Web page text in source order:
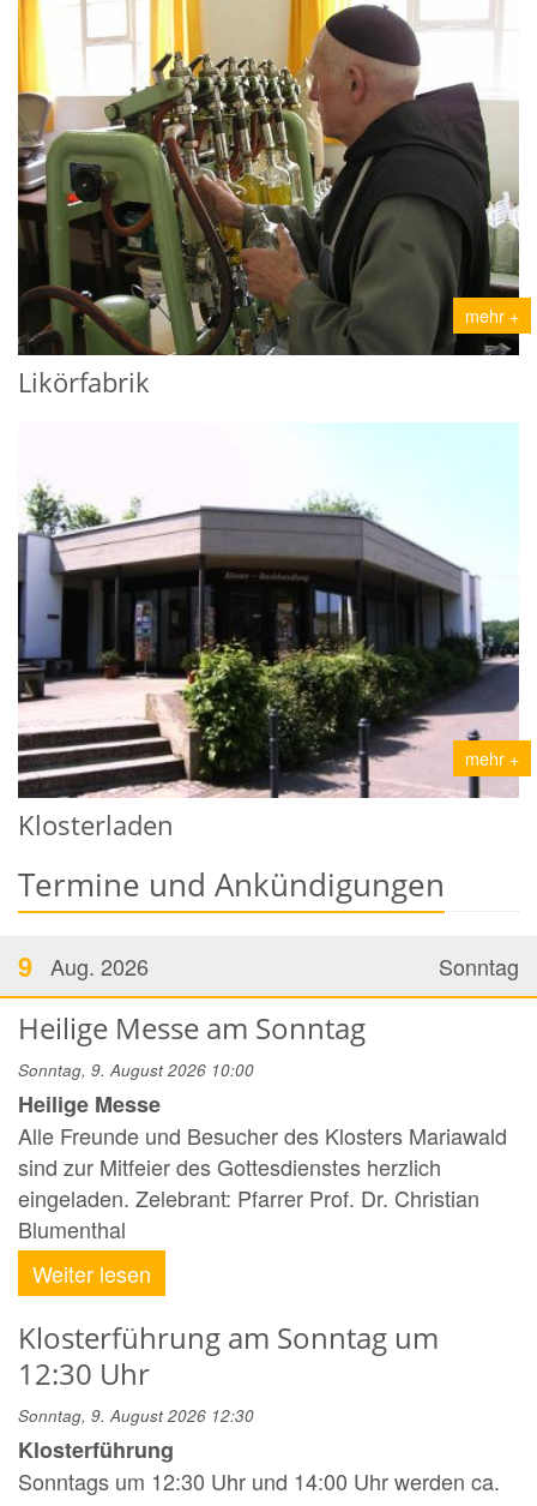
mehr +
Likörfabrik
mehr +
Klosterladen
Termine und Ankündigungen
Sonntag
9 Aug. 2026
Heilige Messe am Sonntag
Sonntag, 9. August 2026 10:00
Heilige Messe
Alle Freunde und Besucher des Klosters Mariawald
sind zur Mitfeier des Gottesdienstes herzlich
eingeladen. Zelebrant: Pfarrer Prof. Dr. Christian
Blumenthal
Weiter lesen
Klosterführung am Sonntag um
12:30 Uhr
Sonntag, 9. August 2026 12:30
Klosterführung
Sonntags um 12:30 Uhr und 14:00 Uhr werden ca.